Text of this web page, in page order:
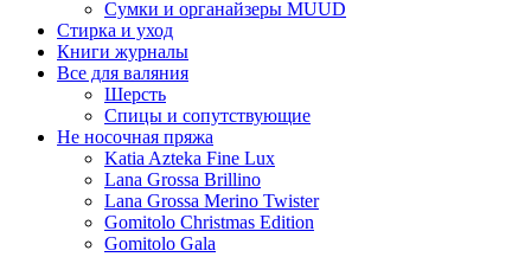
Сумки и органайзеры MUUD
Стирка и уход
Книги журналы
Все для валяния
Шерсть
Спицы и сопутствующие
Не носочная пряжа
Katia Azteka Fine Lux
Lana Grossa Brillino
Lana Grossa Merino Twister
Gomitolo Christmas Edition
Gomitolo Gala